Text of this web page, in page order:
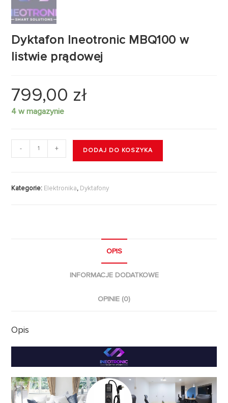
Dyktafon Ineotronic MBQ100 w
listwie prądowej
799,00 zł
4 w magazynie
- + DODAJ DO KOSZYKA
Kategorie: Elektronika, Dyktafony
OPIS
INFORMACJE DODATKOWE
OPINIE (0)
Opis